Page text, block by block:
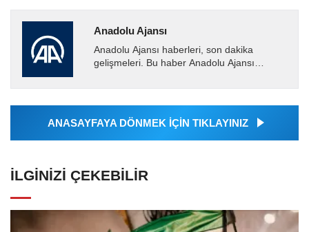
Anadolu Ajansı
Anadolu Ajansı haberleri, son dakika
gelişmeleri. Bu haber Anadolu Ajansı
tarafından geçilen tüm...
ANASAYFAYA DÖNMEK İÇİN TIKLAYINIZ
İLGINIZI ÇEKEBILIR